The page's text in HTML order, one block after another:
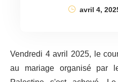
avril 4,
Vendredi 4 avril 2025, le
au mariage organisé par